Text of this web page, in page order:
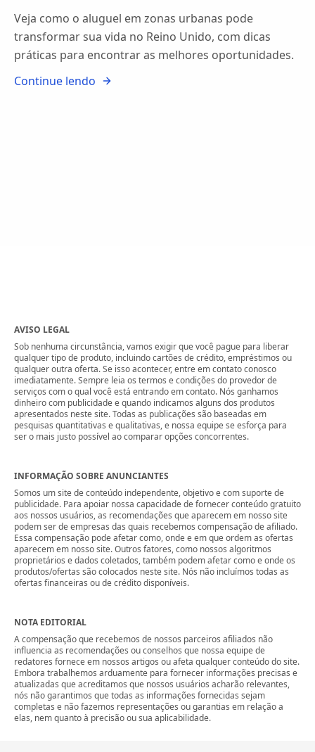
Veja como o aluguel em zonas urbanas pode
transformar sua vida no Reino Unido, com dicas
práticas para encontrar as melhores oportunidades.
Continue lendo
AVISO LEGAL
Sob nenhuma circunstância, vamos exigir que você pague para liberar
qualquer tipo de produto, incluindo cartões de crédito, empréstimos ou
qualquer outra oferta. Se isso acontecer, entre em contato conosco
imediatamente. Sempre leia os termos e condições do provedor de
serviços com o qual você está entrando em contato. Nós ganhamos
dinheiro com publicidade e quando indicamos alguns dos produtos
apresentados neste site. Todas as publicações são baseadas em
pesquisas quantitativas e qualitativas, e nossa equipe se esforça para
ser o mais justo possível ao comparar opções concorrentes.
INFORMAÇÃO SOBRE ANUNCIANTES
Somos um site de conteúdo independente, objetivo e com suporte de
publicidade. Para apoiar nossa capacidade de fornecer conteúdo gratuito
aos nossos usuários, as recomendações que aparecem em nosso site
podem ser de empresas das quais recebemos compensação de afiliado.
Essa compensação pode afetar como, onde e em que ordem as ofertas
aparecem em nosso site. Outros fatores, como nossos algoritmos
proprietários e dados coletados, também podem afetar como e onde os
produtos/ofertas são colocados neste site. Nós não incluímos todas as
ofertas financeiras ou de crédito disponíveis.
NOTA EDITORIAL
A compensação que recebemos de nossos parceiros afiliados não
influencia as recomendações ou conselhos que nossa equipe de
redatores fornece em nossos artigos ou afeta qualquer conteúdo do site.
Embora trabalhemos arduamente para fornecer informações precisas e
atualizadas que acreditamos que nossos usuários acharão relevantes,
nós não garantimos que todas as informações fornecidas sejam
completas e não fazemos representações ou garantias em relação a
elas, nem quanto à precisão ou sua aplicabilidade.